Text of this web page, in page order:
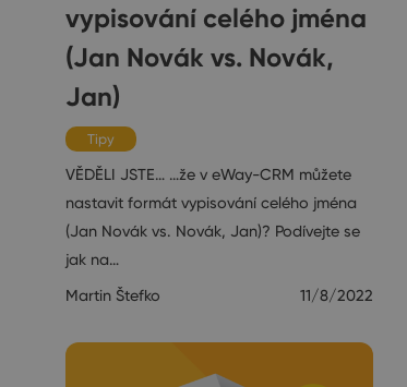
vypisování celého jména
(Jan Novák vs. Novák,
Jan)
Tipy
VĚDĚLI JSTE… …že v eWay-CRM můžete
nastavit formát vypisování celého jména
(Jan Novák vs. Novák, Jan)? Podívejte se
jak na…
Martin Štefko
11/8/2022